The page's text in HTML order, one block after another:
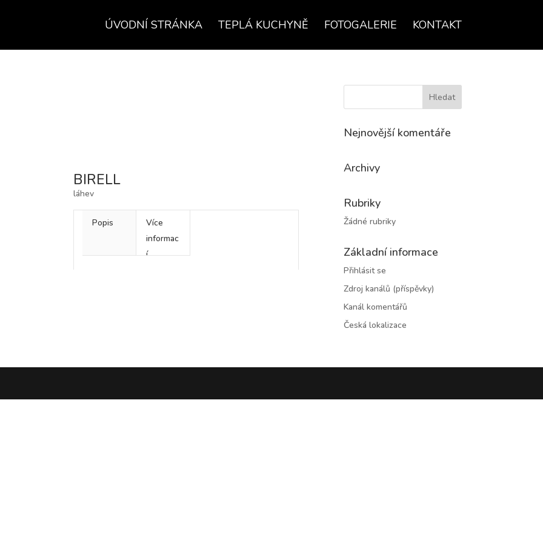
ÚVODNÍ STRÁNKA TEPLÁ KUCHYNĚ FOTOGALERIE KONTAKT
BIRELL
láhev
Popis
Více
informac
í
Nejnovější komentáře
Archivy
Rubriky
Žádné rubriky
Základní informace
Přihlásit se
Zdroj kanálů (příspěvky)
Kanál komentářů
Česká lokalizace